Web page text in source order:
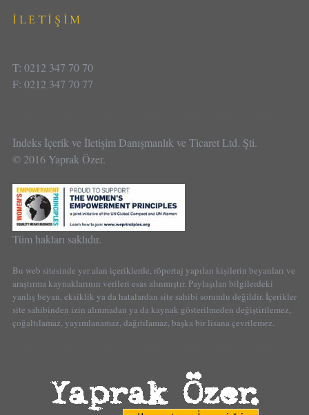
İLETİŞİM
T: 0212 347 70 70
F: 0212 347 70 77
İndeks İçerik ve İletişim Danışmanlık ve Ticaret Ltd. Şti.
© 2016 Yaprak Özer.
Tüm hakları saklıdır.
Bu web sitesinde yer alan içeriklerde, röportaj yapılan kişilerin beyanları ve
araştırma kaynaklarının verileri esas alınmıştır. Paylaşılan bilgilerdeki
yanlış beyan, eksiklik ya da hatalardan site sahibi sorumlu değildir. İçerikler
site sahibinden izin alınmadan ya da kaynak gösterilmeden değiştirilemez,
çoğaltılamaz, yayımlanamaz, dağıtılamaz, başka bir lisana çevrilemez.